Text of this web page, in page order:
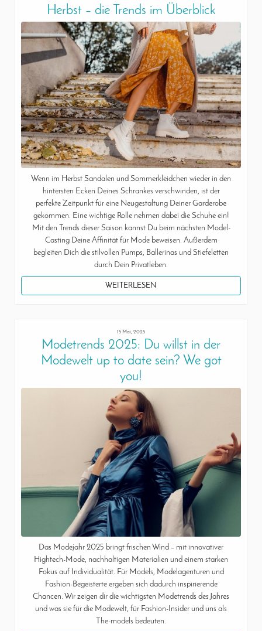
Herbst – die Trends im Überblick
Wenn im Herbst Sandalen und Sommerkleidchen wieder in den
hintersten Ecken Deines Schrankes verschwinden, ist der
perfekte Zeitpunkt für eine Neugestaltung Deiner Garderobe
gekommen. Eine wichtige Rolle nehmen dabei die Schuhe ein!
Mit den Trends dieser Saison kannst Du beim nächsten Model-
Casting Deine Affinität für Mode beweisen. Außerdem
begleiten Dich die stilvollen Pumps, Ballerinas und Stiefeletten
durch Dein Privatleben.
WEITERLESEN
15 Mai, 2025
Modetrends 2025: Du willst in der
Modewelt up to date sein? We got
you!
Das Modejahr 2025 bringt frischen Wind – mit innovativer
Hightech-Mode, nachhaltigen Materialien und einem starken
Fokus auf Individualität. Für Models, Modelagenturen und
Fashion-Begeisterte ergeben sich dadurch inspirierende
Chancen. Wir zeigen dir die wichtigsten Modetrends des Jahres
und was sie für die Modewelt, für Fashion-Insider und uns als
The-models bedeuten.